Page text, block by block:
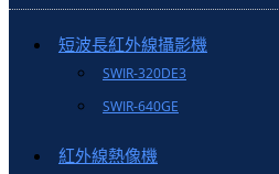
短波長紅外線攝影機
SWIR-320DE3
SWIR-640GE
紅外線熱像機